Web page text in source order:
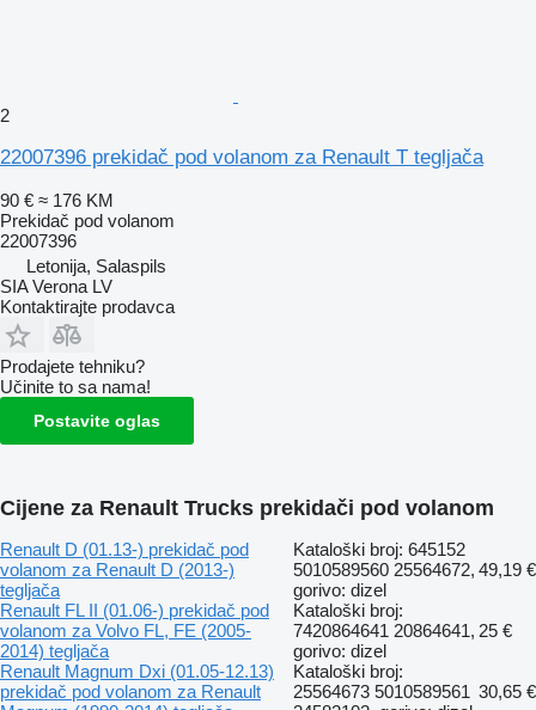
2
22007396 prekidač pod volanom za Renault T tegljača
90 € ≈ 176 KM
Prekidač pod volanom
22007396
Letonija, Salaspils
SIA Verona LV
Kontaktirajte prodavca
Prodajete tehniku?
Učinite to sa nama!
Postavite oglas
Cijene za Renault Trucks prekidači pod volanom
Renault D (01.13-) prekidač pod
volanom za Renault D (2013-)
tegljača
Kataloški broj: 645152
5010589560 25564672,
gorivo: dizel
49,19 €
Renault FL II (01.06-) prekidač pod
volanom za Volvo FL, FE (2005-
2014) tegljača
Kataloški broj:
7420864641 20864641,
gorivo: dizel
25 €
Renault Magnum Dxi (01.05-12.13)
prekidač pod volanom za Renault
Kataloški broj:
25564673 5010589561 30,65 €